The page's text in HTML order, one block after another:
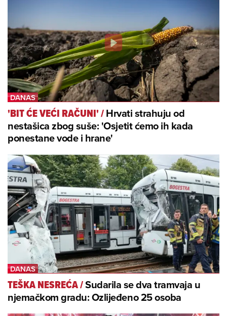
'BIT ĆE VEĆI RAČUNI'/Hrvati strahuju od
nestašica zbog suše: 'Osjetit ćemo ih kada
ponestane vode i hrane'
TEŠKA NESREĆA/Sudarila se dva tramvaja u
njemačkom gradu: Ozlijeđeno 25 osoba